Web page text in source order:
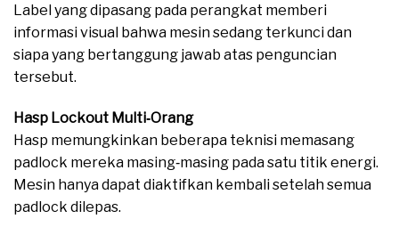
Label yang dipasang pada perangkat memberi
informasi visual bahwa mesin sedang terkunci dan
siapa yang bertanggung jawab atas penguncian
tersebut.
Hasp Lockout Multi‑Orang
Hasp memungkinkan beberapa teknisi memasang
padlock mereka masing‑masing pada satu titik energi.
Mesin hanya dapat diaktifkan kembali setelah semua
padlock dilepas.